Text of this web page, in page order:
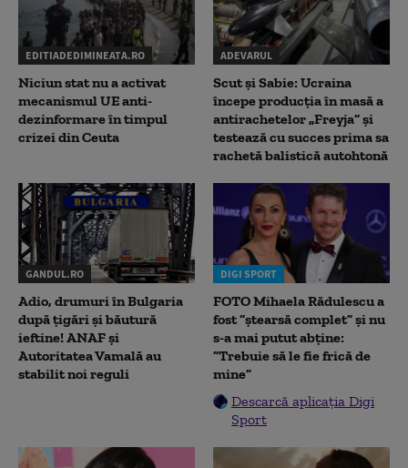
EDITIADEDIMINEATA.RO
Niciun stat nu a activat
mecanismul UE anti-
dezinformare în timpul
crizei din Ceuta
ADEVARUL
Scut și Sabie: Ucraina
începe producția în masă a
antirachetelor „Freyja” și
testează cu succes prima sa
rachetă balistică autohtonă
GANDUL.RO
Adio, drumuri în Bulgaria
după țigări și băutură
ieftine! ANAF și
Autoritatea Vamală au
stabilit noi reguli
DIGI SPORT
FOTO Mihaela Rădulescu a
fost ”ștearsă complet” și nu
s-a mai putut abține:
”Trebuie să le fie frică de
mine”
Descarcă aplicația Digi
Sport